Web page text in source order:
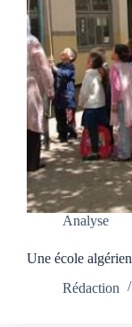
Analyse
Une école
Rédaction